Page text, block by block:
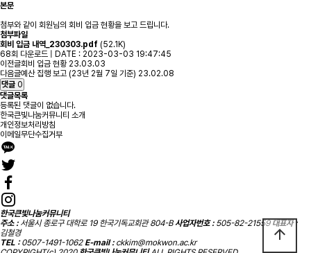
본문
첨부와 같이 회원님의 회비 입금 현황을 보고 드립니다.
첨부파일
회비 입금 내역_230303.pdf (52.1K)
68회 다운로드 | DATE : 2023-03-03 19:47:45
이전글회비 입금 현황 23.03.03
다음글예산 집행 보고 (23년 2월 7일 기준) 23.02.08
댓글 0
댓글목록
등록된 댓글이 없습니다.
한국큰빛나눔커뮤니티 소개
개인정보처리방침
이메일무단수집거부
한국큰빛나눔커뮤니티
주소 : 서울시 종로구 대학로 19 한국기독교회관 804-B 사업자번호 : 505-82-21559 대표자 :
김철경
TEL :0507-1491-1062 E-mail : ckkim@mokwon.ac.kr
arrow_upward